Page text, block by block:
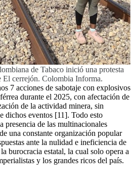
de Tabaco inició una protesta
El cerrejón. Colombia Informa.
7 acciones de sabotaje con explosivos
durante el 2025, con afectación de
de la actividad minera, sin
dichos eventos [11]. Todo esto
presencia de las multinacionales
una constante organización popular
ante la nulidad e ineficiencia de
burocracia estatal, la cual solo opera a
y los grandes ricos del país.